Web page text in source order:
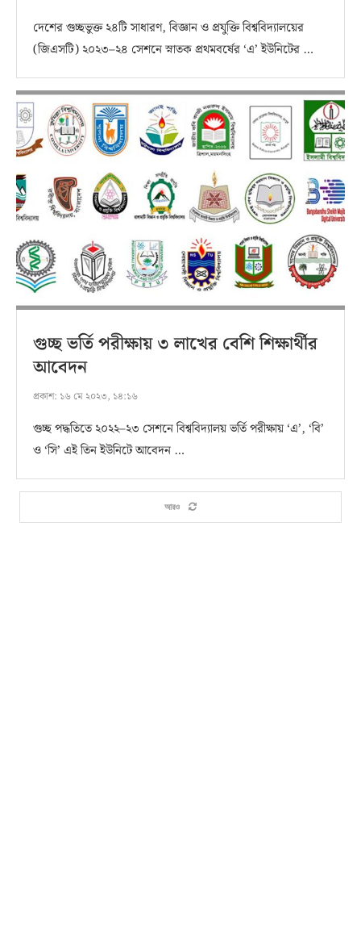
দেশের গুচ্ছভুক্ত ২৪টি সাধারণ, বিজ্ঞান ও প্রযুক্তি বিশ্ববিদ্যালয়ের
(জিএসটি) ২০২৩–২৪ সেশনে স্নাতক প্রথমবর্ষের ‘এ’ ইউনিটের …
গুচ্ছ ভর্তি পরীক্ষায় ৩ লাখের বেশি শিক্ষার্থীর
আবেদন
প্রকাশ: ১৬ মে ২০২৩, ১৪:১৬
গুচ্ছ পদ্ধতিতে ২০২২–২৩ সেশনে বিশ্ববিদ্যালয় ভর্তি পরীক্ষায় ‘এ’, ‘বি’
ও ‘সি’ এই তিন ইউনিটে আবেদন …
আরও